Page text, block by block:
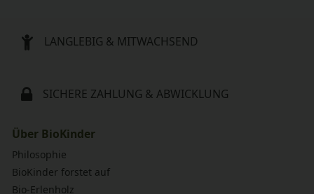
LANGLEBIG & MITWACHSEND
SICHERE ZAHLUNG & ABWICKLUNG
Über BioKinder
Philosophie
BioKinder forstet auf
Bio-Erlenholz